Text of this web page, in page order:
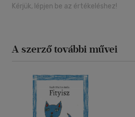
Kérjük, lépjen be az értékeléshez!
A szerző további művei